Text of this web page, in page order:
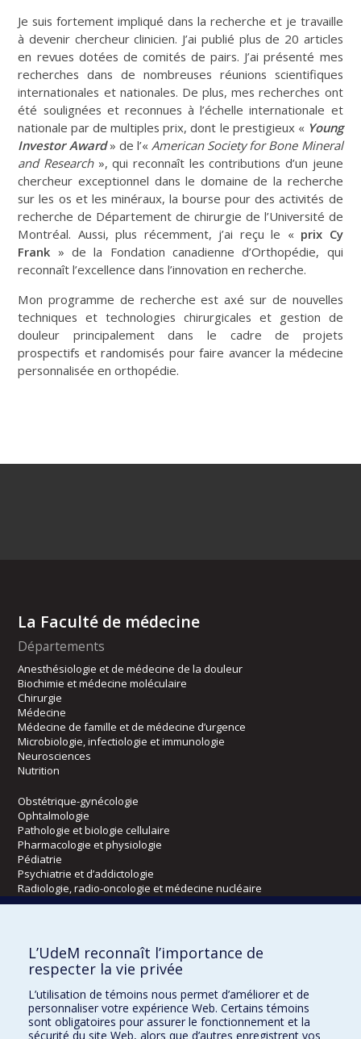
Je suis fortement impliqué dans la recherche et je travaille
à devenir chercheur clinicien. J’ai publié plus de 20 articles
en revues dotées de comités de pairs. J’ai présenté mes
recherches dans de nombreuses réunions scientifiques
internationales et nationales. De plus, mes recherches ont
été soulignées et reconnues à l’échelle internationale et
nationale par de multiples prix, dont le prestigieux « Young
Investor Award» de l’« American Society for Bone Mineral
and Research», qui reconnaît les contributions d’un jeune
chercheur exceptionnel dans le domaine de la recherche
sur les os et les minéraux, la bourse pour des activités de
recherche de Département de chirurgie de l’Université de
Montréal. Aussi, plus récemment, j’ai reçu le « prix Cy
Frank » de la Fondation canadienne d’Orthopédie, qui
reconnaît l’excellence dans l’innovation en recherche.
Mon programme de recherche est axé sur de nouvelles
techniques et technologies chirurgicales et gestion de
douleur principalement dans le cadre de projets
prospectifs et randomisés pour faire avancer la médecine
personnalisée en orthopédie.
La Faculté de médecine
Départements
Anesthésiologie et de médecine de la douleur
Biochimie et médecine moléculaire
Chirurgie
Médecine
Médecine de famille et de médecine d’urgence
Microbiologie, infectiologie et immunologie
Neurosciences
Nutrition
Obstétrique-gynécologie
Ophtalmologie
Pathologie et biologie cellulaire
Pharmacologie et physiologie
Pédiatrie
Psychiatrie et d’addictologie
Radiologie, radio-oncologie et médecine nucléaire
Kinésiologie et des sciences de l’activité physique
Orthophonie et audiologie
Réadaptation
Directions
L’UdeM reconnaît l’importance de
respecter la vie privée
L’utilisation de témoins nous permet d’améliorer et de
personnaliser votre expérience Web. Certains témoins
sont obligatoires pour assurer le fonctionnement et la
sécurité du site Web, alors que d’autres enregistrent vos